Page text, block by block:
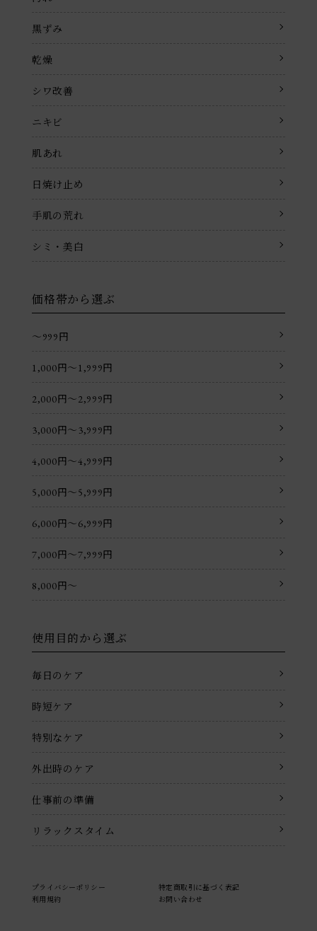
黒ずみ
乾燥
シワ改善
ニキビ
肌あれ
日焼け止め
手肌の荒れ
シミ・美白
価格帯から選ぶ
〜999円
1,000円〜1,999円
2,000円〜2,999円
3,000円〜3,999円
4,000円〜4,999円
5,000円〜5,999円
6,000円〜6,999円
7,000円〜7,999円
8,000円〜
使用目的から選ぶ
毎日のケア
時短ケア
特別なケア
外出時のケア
仕事前の準備
リラックスタイム
プライバシーポリシー
特定商取引に基づく表記
利用規約
お問い合わせ